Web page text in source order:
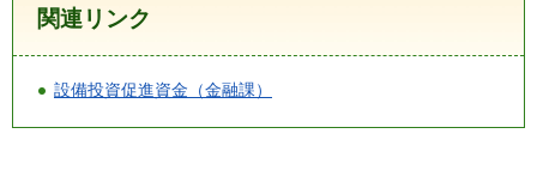
関連リンク
設備投資促進資金（金融課）